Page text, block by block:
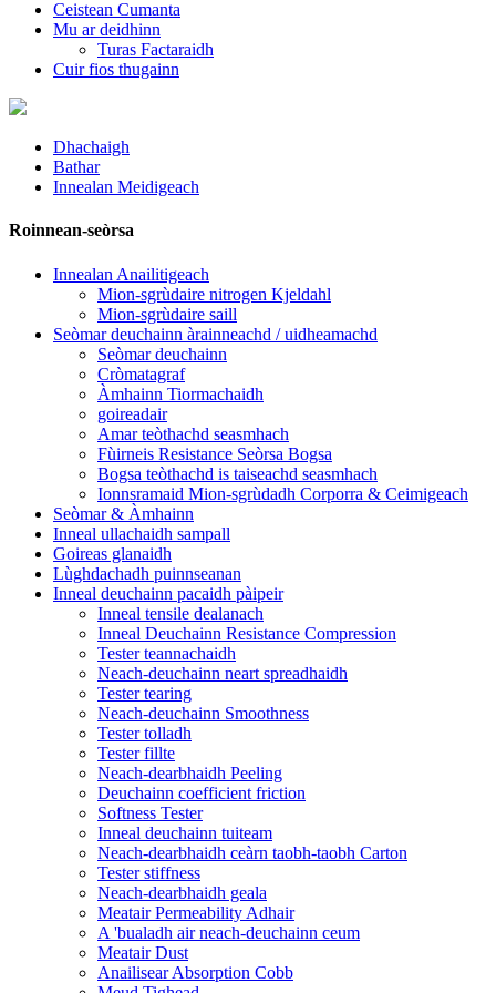
Ceistean Cumanta
Mu ar deidhinn
Turas Factaraidh
Cuir fios thugainn
Dhachaigh
Bathar
Innealan Meidigeach
Roinnean-seòrsa
Innealan Anailitigeach
Mion-sgrùdaire nitrogen Kjeldahl
Mion-sgrùdaire saill
Seòmar deuchainn àrainneachd / uidheamachd
Seòmar deuchainn
Cròmatagraf
Àmhainn Tiormachaidh
goireadair
Amar teòthachd seasmhach
Fùirneis Resistance Seòrsa Bogsa
Bogsa teòthachd is taiseachd seasmhach
Ionnsramaid Mion-sgrùdadh Corporra & Ceimigeach
Seòmar & Àmhainn
Inneal ullachaidh sampall
Goireas glanaidh
Lùghdachadh puinnseanan
Inneal deuchainn pacaidh pàipeir
Inneal tensile dealanach
Inneal Deuchainn Resistance Compression
Tester teannachaidh
Neach-deuchainn neart spreadhaidh
Tester tearing
Neach-deuchainn Smoothness
Tester tolladh
Tester fillte
Neach-dearbhaidh Peeling
Deuchainn coefficient friction
Softness Tester
Inneal deuchainn tuiteam
Neach-dearbhaidh ceàrn taobh-taobh Carton
Tester stiffness
Neach-dearbhaidh geala
Meatair Permeability Adhair
A 'bualadh air neach-deuchainn ceum
Meatair Dust
Anailisear Absorption Cobb